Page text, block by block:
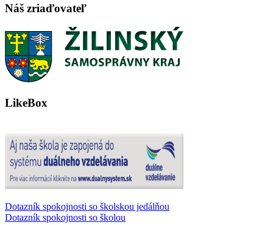
Náš zriaďovateľ
LikeBox
Dotazník spokojnosti so školskou jedálňou
Dotazník spokojnosti so školou